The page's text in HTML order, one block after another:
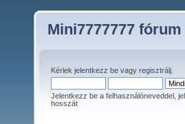
Mini7777777 fórum
Kérlek jelentkezz be vagy regisztrálj
Jelentkezz be a felhasználóneveddel,
hosszát